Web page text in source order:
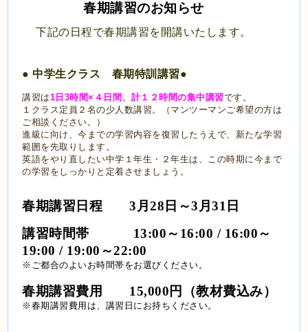
春期講習のお知らせ
下記の日程で春期講習を開講いたします。
● 中学生クラス　春期特訓講習●
講習は1日3時間×４日間、計１２時間の集中講習です。
１クラス定員２名の少人数講習。
（マンツーマンご希望の方は
ご相談ください。）
進級に向け、今までの学習内容を復習したうえで、新たな学習
範囲を先取りします。
英語をやり直したい中学１年生・２年生は、この時期に今まで
の学習をしっかりと定着させましょう。
春期講習日程　　3月28日～3月31日
講習時間帯　 　　13:00～16:00 / 16:00～
19:00 / 19:00～22:00
※ご都合のよいお時間帯をお選びください。
春期講習費用　　15,000円（教材費込み）
※春期講習費用は、講習日にお持ちください。